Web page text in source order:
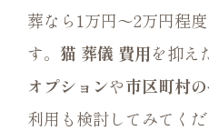
葬なら1万円～2万円程
す。 猫 葬儀 費用を抑え
オプションや市区町村
利用も検討してみてくだ